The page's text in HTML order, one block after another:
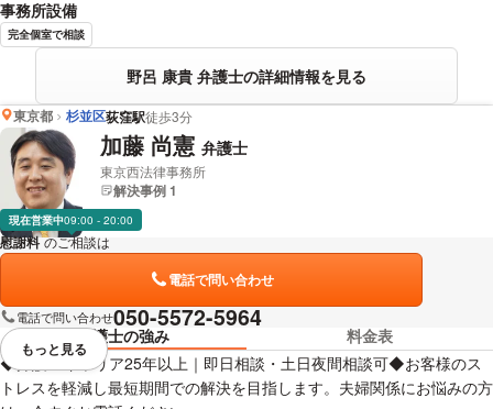
事務所設備
完全個室で相談
野呂 康貴 弁護士の詳細情報を見る
東京都 杉並区荻窪駅徒歩3分
加藤 尚憲 弁護士
東京西法律事務所
解決事例 1
現在営業中09:00 - 20:00
慰謝料 のご相談は
電話で問い合わせ
電話で問い合わせ050-5572-5964
弁護士の強み
料金表
◆弁護士キャリア25年以上｜即日相談・土日夜間相談可◆お客様のス
トレスを軽減し最短期間での解決を目指します。夫婦関係にお悩みの方
視覚的に省略されている要素を
もっと見る